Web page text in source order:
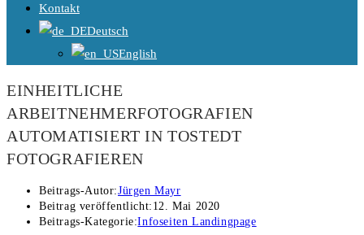
Kontakt
Deutsch
English
EINHEITLICHE
ARBEITNEHMERFOTOGRAFIEN
AUTOMATISIERT IN TOSTEDT
FOTOGRAFIEREN
Beitrags-Autor:Jürgen Mayr
Beitrag veröffentlicht: 12. Mai 2020
Beitrags-Kategorie:Infoseiten Landingpage